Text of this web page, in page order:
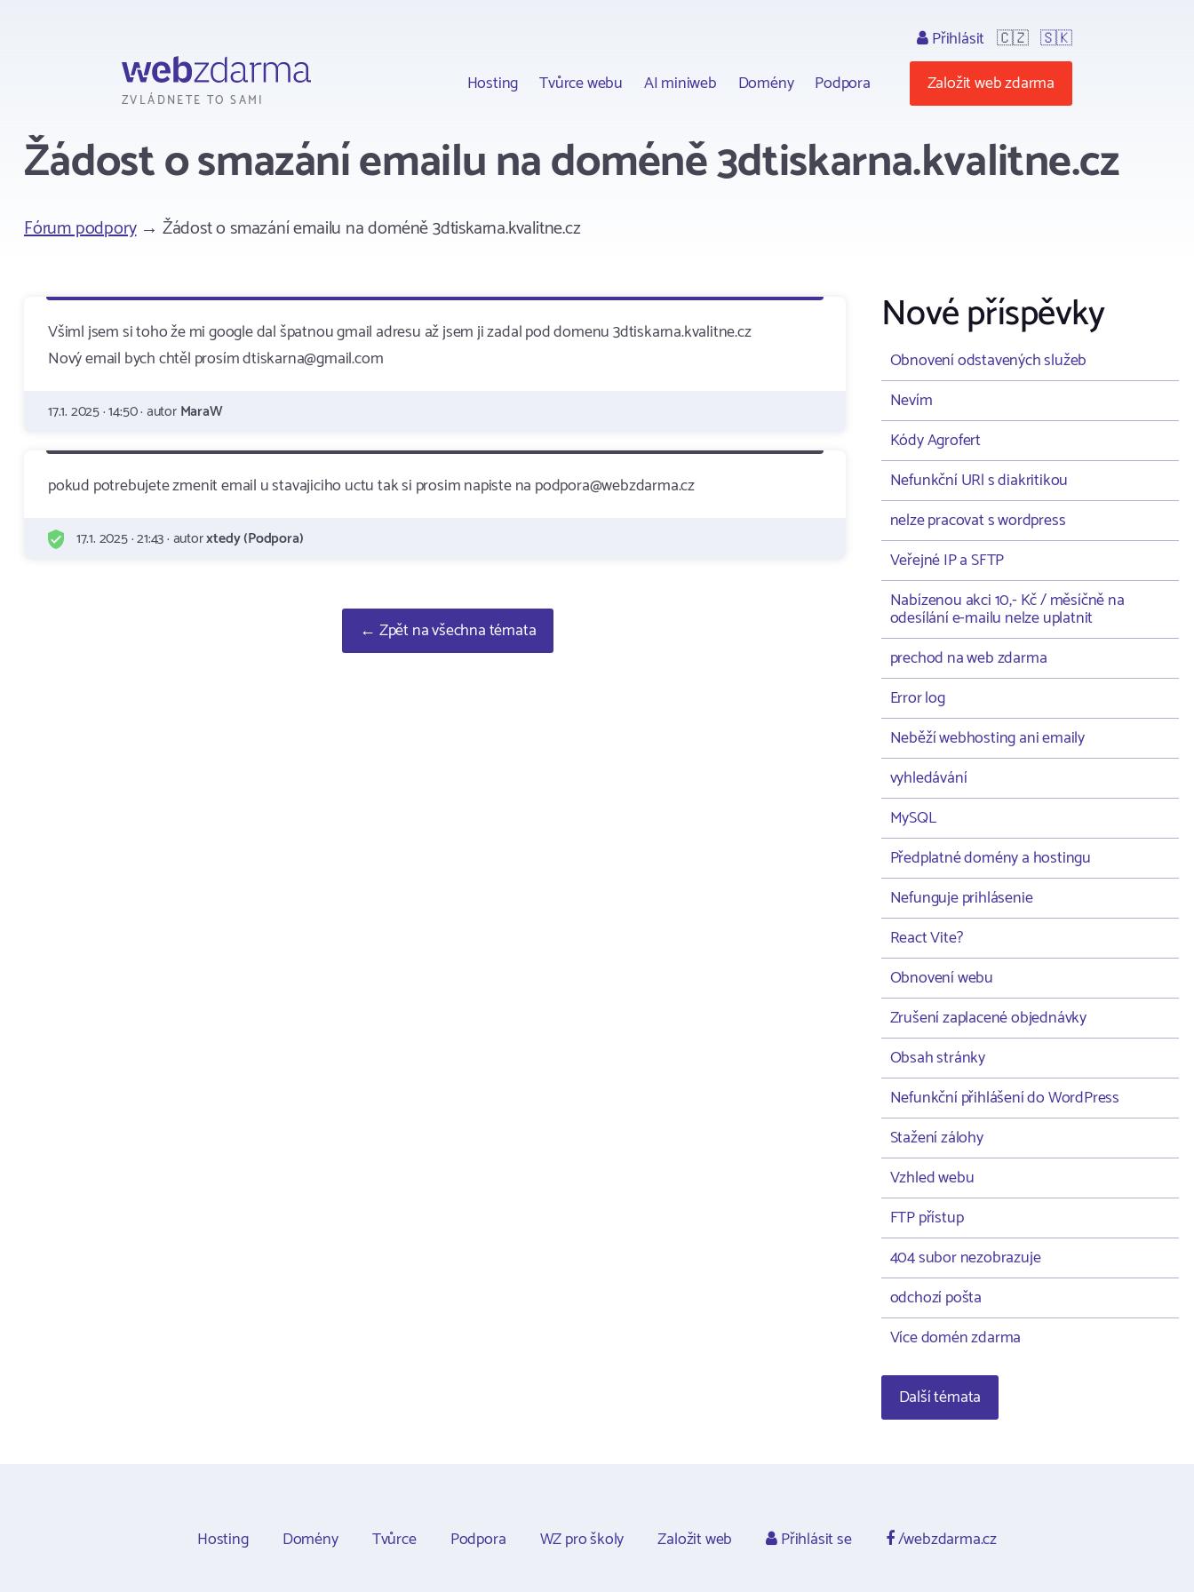
ZVLÁDNETE TO SAMI
Hosting Tvůrce webu AI miniweb Domény Podpora
Přihlásit 🇨🇿 🇸🇰
Založit web zdarma
Žádost o smazání emailu na doméně 3dtiskarna.kvalitne.cz
Fórum podpory→ Žádost o smazání emailu na doméně 3dtiskarna.kvalitne.cz
Všiml jsem si toho že mi google dal špatnou gmail adresu až jsem ji zadal pod domenu 3dtiskarna.kvalitne.cz
Nový email bych chtěl prosím dtiskarna@gmail.com
17.1. 2025 · 14:50 · autorMaraW
pokud potrebujete zmenit email u stavajiciho uctu tak si prosim napiste na podpora@webzdarma.cz
17.1. 2025 · 21:43 · autorxtedy (Podpora)
← Zpět na všechna témata
Nové příspěvky
Obnovení odstavených služeb
Nevím
Kódy Agrofert
Nefunkční URl s diakritikou
nelze pracovat s wordpress
Veřejné IP a SFTP
Nabízenou akci 10,- Kč / měsíčně na
odesílání e-mailu nelze uplatnit
prechod na web zdarma
Error log
Neběží webhosting ani emaily
vyhledávání
MySQL
Předplatné domény a hostingu
Nefunguje prihlásenie
React Vite?
Obnovení webu
Zrušení zaplacené objednávky
Obsah stránky
Nefunkční přihlášení do WordPress
Stažení zálohy
Vzhled webu
FTP přístup
404 subor nezobrazuje
odchozí pošta
Více domén zdarma
Další témata
Hosting Domény Tvůrce Podpora WZ pro školy Založit web Přihlásit se /webzdarma.cz